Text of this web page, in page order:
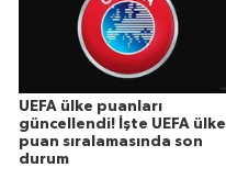
UEFA ülke puanları
güncellendi! İşte UEFA ülke
puan sıralamasında son
durum